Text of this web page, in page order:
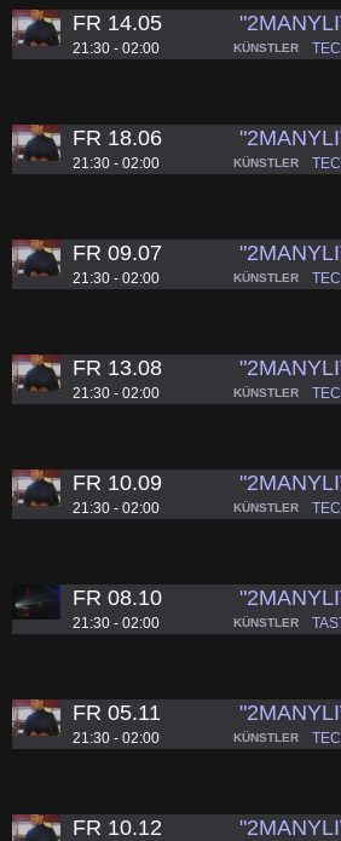
FR 14.05
21:30 - 02:00 KÜNSTLER
FR 18.06
21:30 - 02:00 KÜNSTLER
FR 09.07
21:30 - 02:00 KÜNSTLER
FR 13.08
21:30 - 02:00 KÜNSTLER
FR 10.09
21:30 - 02:00 KÜNSTLER
FR 08.10
21:30 - 02:00 KÜNSTLER
FR 05.11
21:30 - 02:00 KÜNSTLER
FR 10.12